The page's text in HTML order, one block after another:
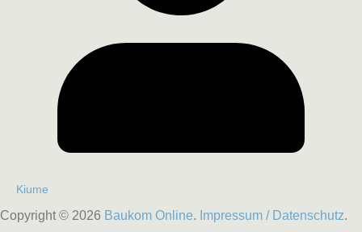
Kiume
Copyright © 2026 Baukom Online. Impressum / Datenschutz.